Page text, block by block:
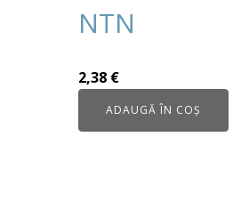
NTN
2,38 €
ADAUGĂ ÎN COȘ